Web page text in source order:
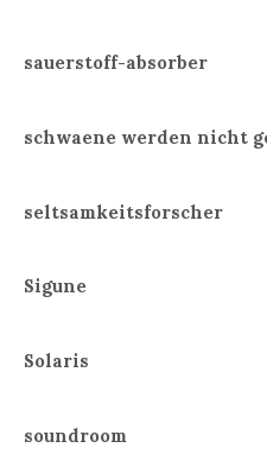
sauerstoff-absorber
schwaene werden nicht
seltsamkeitsforscher
Sigune
Solaris
soundroom